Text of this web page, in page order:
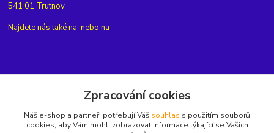
541 01 Trutnov
Najdete nás také na nebo na
+420775654704
Zpracování cookies
Náš e-shop a partneři potřebují Váš souhlas s použitím souborů
cookies, aby Vám mohli zobrazovat informace týkající se Vašich